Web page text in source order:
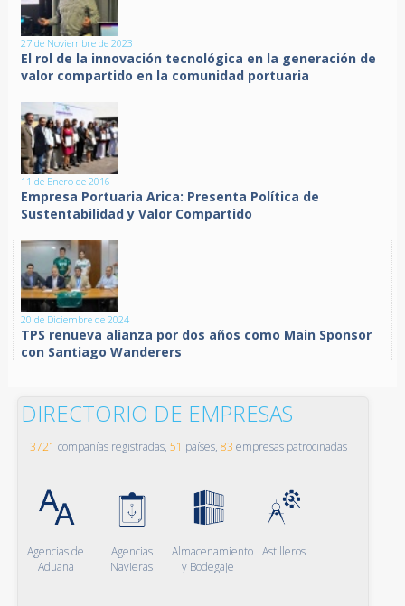
27 de Noviembre de 2023
El rol de la innovación tecnológica en la generación de
valor compartido en la comunidad portuaria
11 de Enero de 2016
Empresa Portuaria Arica: Presenta Política de
Sustentabilidad y Valor Compartido
20 de Diciembre de 2024
TPS renueva alianza por dos años como Main Sponsor
con Santiago Wanderers
DIRECTORIO DE EMPRESAS
3721 compañías registradas, 51 países, 83 empresas patrocinadas
Agencias de
Aduana
Agencias
Navieras
Almacenamiento
y Bodegaje
Astilleros